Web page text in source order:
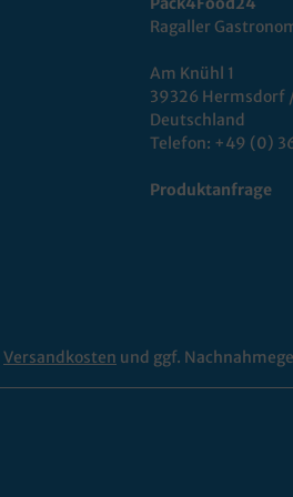
Ragaller
Am Knühl 1
39326 Hermsdorf
Deutschland
Telefon: +49 (0)
Produktanfrage
Versandkosten und ggf.